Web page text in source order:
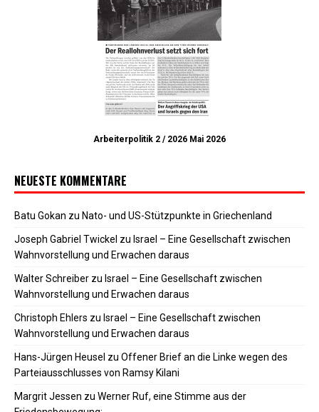
Arbeiterpolitik 2 / 2026 Mai 2026
NEUESTE KOMMENTARE
Batu Gokan zu Nato- und US-Stützpunkte in Griechenland
Joseph Gabriel Twickel zu Israel – Eine Gesellschaft zwischen
Wahnvorstellung und Erwachen daraus
Walter Schreiber zu Israel – Eine Gesellschaft zwischen
Wahnvorstellung und Erwachen daraus
Christoph Ehlers zu Israel – Eine Gesellschaft zwischen
Wahnvorstellung und Erwachen daraus
Hans-Jürgen Heusel zu Offener Brief an die Linke wegen des
Parteiausschlusses von Ramsy Kilani
Margrit Jessen zu Werner Ruf, eine Stimme aus der